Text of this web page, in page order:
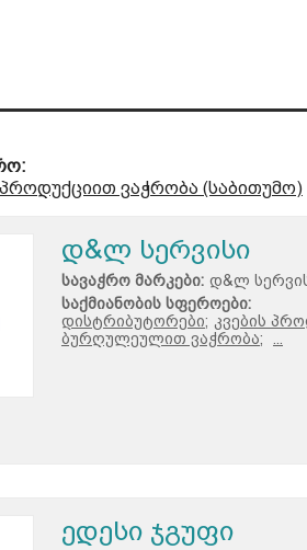
ვაჭრობა (საბითუმო)
დ&ლ სერვისი
სავაჭრო მარკები: დ&ლ
საქმიანობის სფეროები:
დისტრიბუტორები; კვების
ბურღულეულით ვაჭრობა;
ედესი ჯგუფი